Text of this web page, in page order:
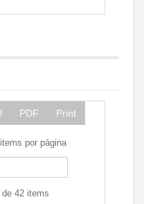
PDF Print
items por página
42 items